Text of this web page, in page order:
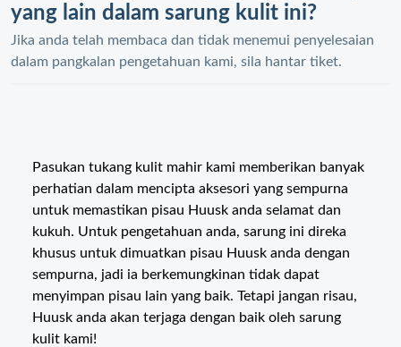
yang lain dalam sarung kulit ini?
Jika anda telah membaca dan tidak menemui penyelesaian
dalam pangkalan pengetahuan kami, sila hantar tiket.
Pasukan tukang kulit mahir kami memberikan banyak
perhatian dalam mencipta aksesori yang sempurna
untuk memastikan pisau Huusk anda selamat dan
kukuh. Untuk pengetahuan anda, sarung ini direka
khusus untuk dimuatkan pisau Huusk anda dengan
sempurna, jadi ia berkemungkinan tidak dapat
menyimpan pisau lain yang baik. Tetapi jangan risau,
Huusk anda akan terjaga dengan baik oleh sarung
kulit kami!